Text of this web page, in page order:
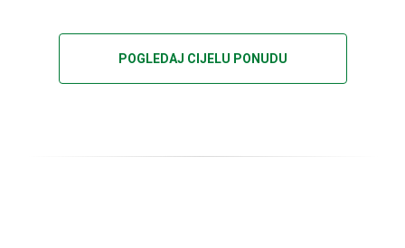
POGLEDAJ CIJELU PONUDU